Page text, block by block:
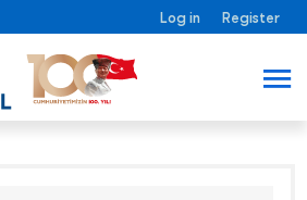
Log in Register